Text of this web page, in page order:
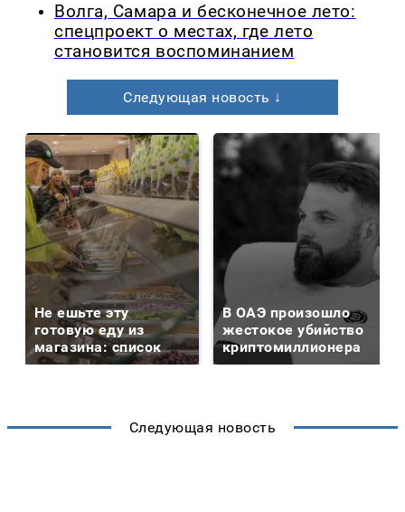
Волга, Самара и бесконечное лето:
спецпроект о местах, где лето
становится воспоминанием
Следующая новость ↓
Не ешьте эту
готовую еду из
магазина: список
В ОАЭ произошло
жестокое убийство
криптомиллионера
Следующая новость